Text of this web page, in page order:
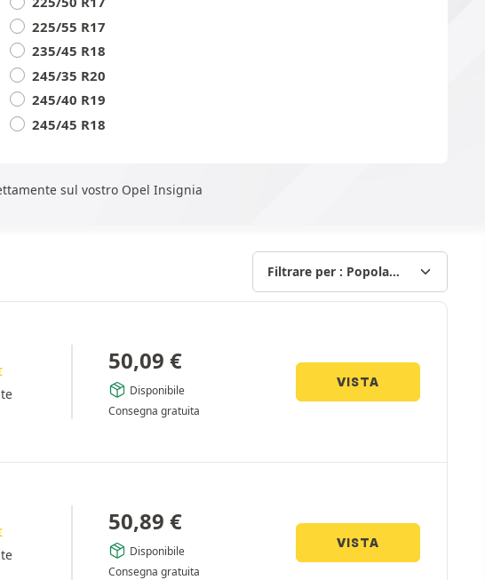
225/55 R17
235/45 R18
245/35 R20
245/40 R19
245/45 R18
sul vostro Opel Insignia
50,09 €
Disponibile
Consegna gratuita
VISTA
50,89 €
Disponibile
Consegna gratuita
VISTA